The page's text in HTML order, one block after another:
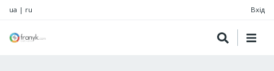
ua | ru Вхід